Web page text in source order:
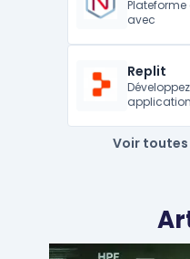
avec
Replit
Voir